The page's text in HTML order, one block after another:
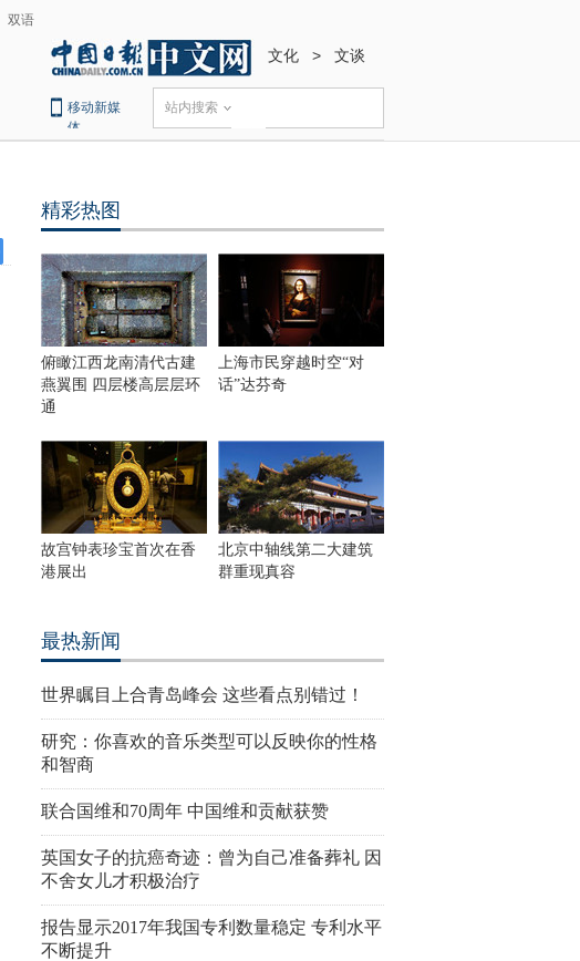
双语
文化 > 文谈
移动新媒
体
站内搜索
精彩热图
俯瞰江西龙南清代古建
燕翼围 四层楼高层层环
通
上海市民穿越时空“对
话”达芬奇
故宫钟表珍宝首次在香
港展出
北京中轴线第二大建筑
群重现真容
最热新闻
世界瞩目上合青岛峰会 这些看点别错过！
研究：你喜欢的音乐类型可以反映你的性格
和智商
联合国维和70周年 中国维和贡献获赞
英国女子的抗癌奇迹：曾为自己准备葬礼 因
不舍女儿才积极治疗
报告显示2017年我国专利数量稳定 专利水平
不断提升